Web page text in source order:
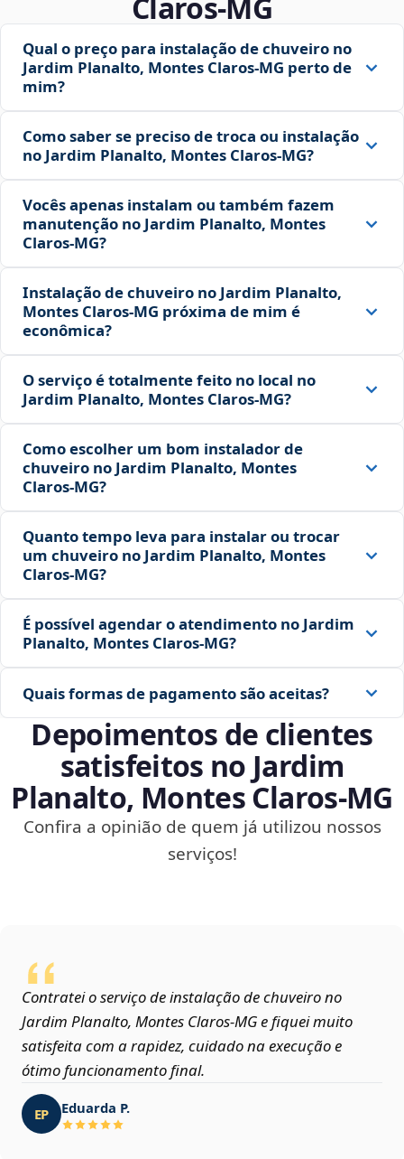
Claros‑MG
Qual o preço para instalação de chuveiro no
Jardim Planalto, Montes Claros‑MG perto de
mim?
Como saber se preciso de troca ou instalação
no Jardim Planalto, Montes Claros‑MG?
Vocês apenas instalam ou também fazem
manutenção no Jardim Planalto, Montes
Claros‑MG?
Instalação de chuveiro no Jardim Planalto,
Montes Claros‑MG próxima de mim é
econômica?
O serviço é totalmente feito no local no
Jardim Planalto, Montes Claros‑MG?
Como escolher um bom instalador de
chuveiro no Jardim Planalto, Montes
Claros‑MG?
Quanto tempo leva para instalar ou trocar
um chuveiro no Jardim Planalto, Montes
Claros‑MG?
É possível agendar o atendimento no Jardim
Planalto, Montes Claros‑MG?
Quais formas de pagamento são aceitas?
Depoimentos de clientes
satisfeitos no Jardim
Planalto, Montes Claros‑MG
Confira a opinião de quem já utilizou nossos
serviços!
Contratei o serviço de instalação de chuveiro no
Jardim Planalto, Montes Claros‑MG e fiquei muito
satisfeita com a rapidez, cuidado na execução e
ótimo funcionamento final.
EP Eduarda P.